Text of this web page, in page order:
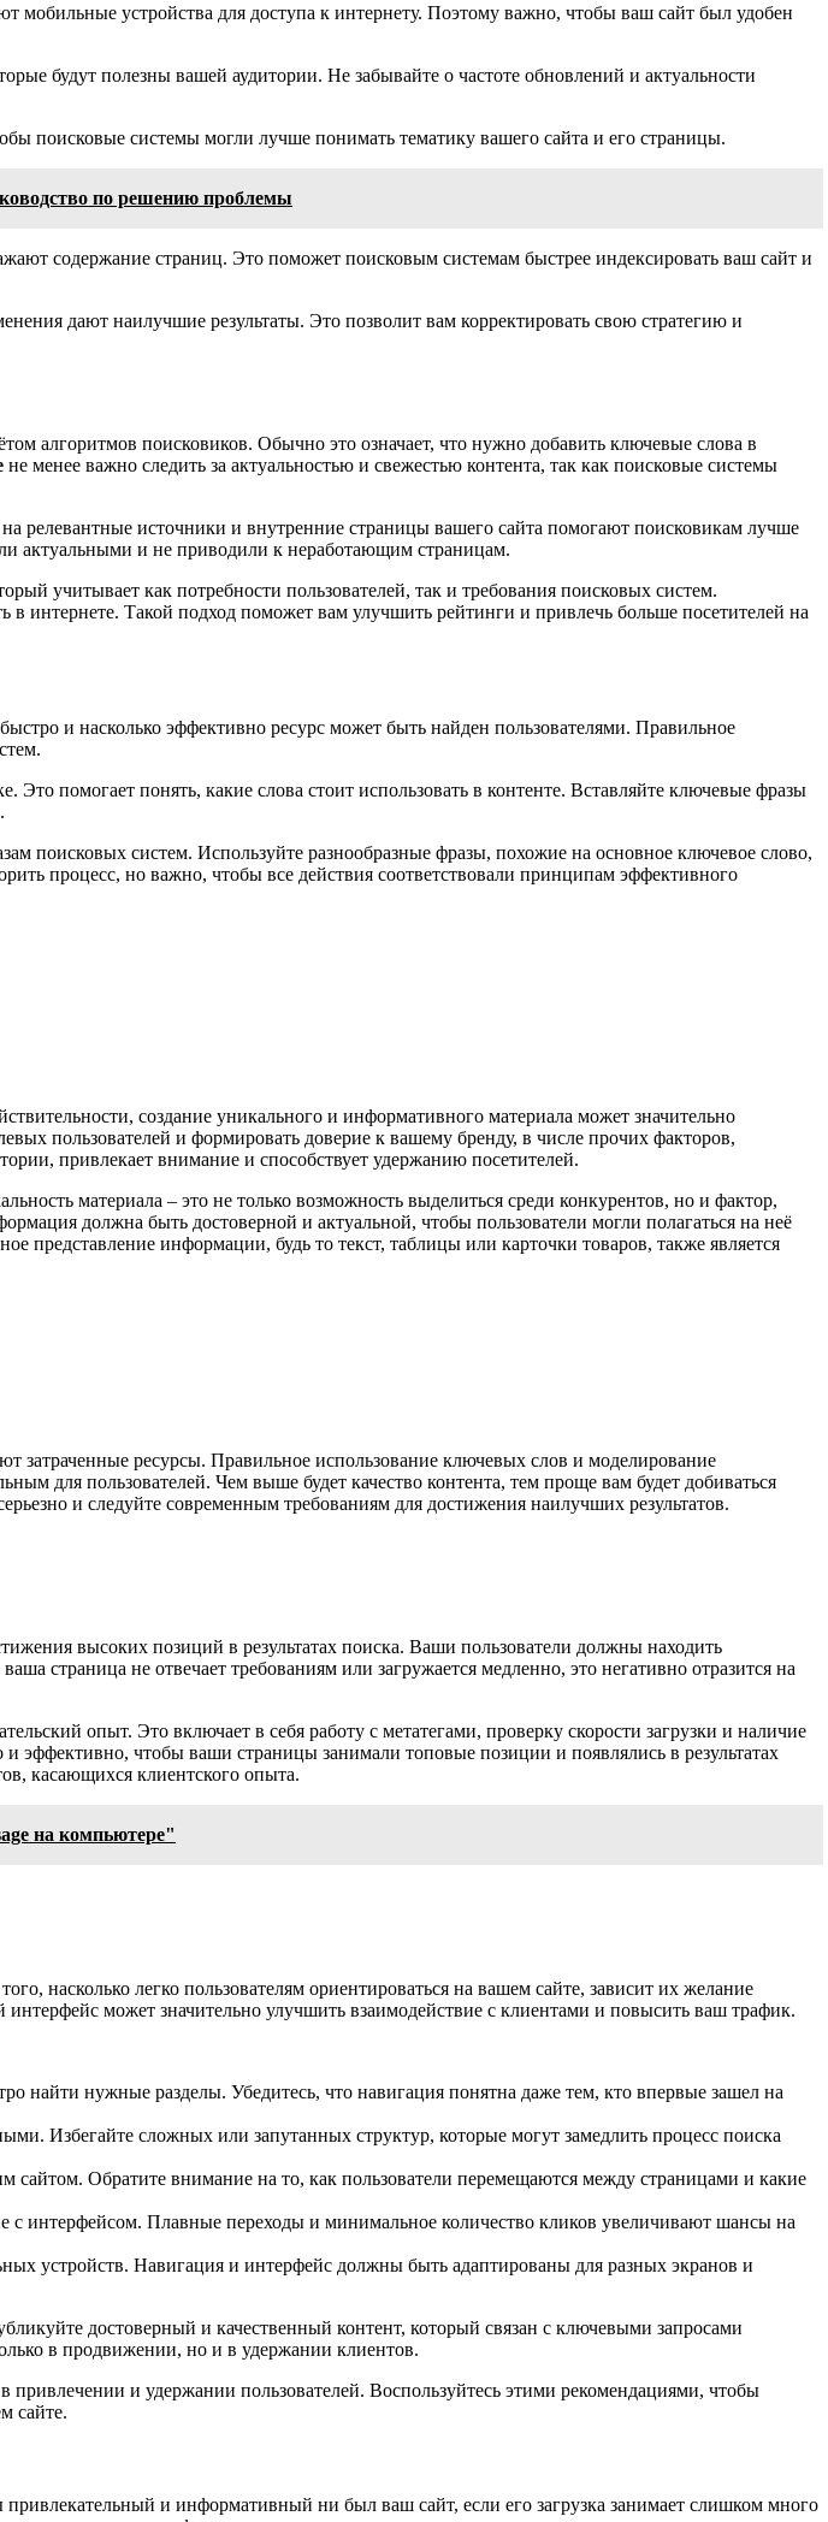
мобильные устройства для доступа к интернету. Поэтому важно, чтобы ваш сайт был удобен
будут полезны вашей аудитории. Не забывайте о частоте обновлений и актуальности
поисковые системы могли лучше понимать тематику вашего сайта и его страницы.
по решению проблемы
содержание страниц. Это поможет поисковым системам быстрее индексировать ваш сайт и
дают наилучшие результаты. Это позволит вам корректировать свою стратегию и
алгоритмов поисковиков. Обычно это означает, что нужно добавить ключевые слова в
не менее важно следить за актуальностью и свежестью контента, так как поисковые системы
релевантные источники и внутренние страницы вашего сайта помогают поисковикам лучше
актуальными и не приводили к неработающим страницам.
учитывает как потребности пользователей, так и требования поисковых систем.
интернете. Такой подход поможет вам улучшить рейтинги и привлечь больше посетителей на
и насколько эффективно ресурс может быть найден пользователями. Правильное
помогает понять, какие слова стоит использовать в контенте. Вставляйте ключевые фразы
поисковых систем. Используйте разнообразные фразы, похожие на основное ключевое слово,
процесс, но важно, чтобы все действия соответствовали принципам эффективного
создание уникального и информативного материала может значительно
пользователей и формировать доверие к вашему бренду, в числе прочих факторов,
привлекает внимание и способствует удержанию посетителей.
материала – это не только возможность выделиться среди конкурентов, но и фактор,
должна быть достоверной и актуальной, чтобы пользователи могли полагаться на неё
информации, будь то текст, таблицы или карточки товаров, также является
затраченные ресурсы. Правильное использование ключевых слов и моделирование
для пользователей. Чем выше будет качество контента, тем проще вам будет добиваться
и следуйте современным требованиям для достижения наилучших результатов.
высоких позиций в результатах поиска. Ваши пользователи должны находить
страница не отвечает требованиям или загружается медленно, это негативно отразится на
опыт. Это включает в себя работу с метатегами, проверку скорости загрузки и наличие
чтобы ваши страницы занимали топовые позиции и появлялись в результатах
касающихся клиентского опыта.
на компьютере"
насколько легко пользователям ориентироваться на вашем сайте, зависит их желание
может значительно улучшить взаимодействие с клиентами и повысить ваш трафик.
найти нужные разделы. Убедитесь, что навигация понятна даже тем, кто впервые зашел на
Избегайте сложных или запутанных структур, которые могут замедлить процесс поиска
сайтом. Обратите внимание на то, как пользователи перемещаются между страницами и какие
с интерфейсом. Плавные переходы и минимальное количество кликов увеличивают шансы на
устройств. Навигация и интерфейс должны быть адаптированы для разных экранов и
достоверный и качественный контент, который связан с ключевыми запросами
в продвижении, но и в удержании клиентов.
и удержании пользователей. Воспользуйтесь этими рекомендациями, чтобы
сайте.
и информативный ни был ваш сайт, если его загрузка занимает слишком много